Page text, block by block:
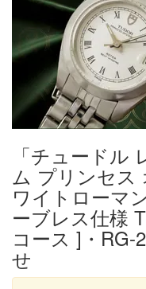
「チュードル
ム プリンセス
ワイトローマ
ーブレス仕様
コース ]・RG-
せ